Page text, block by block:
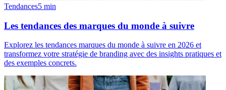
Tendances5 min
Les tendances des marques du monde à suivre
Explorez les tendances marques du monde à suivre en 2026 et
transformez votre stratégie de branding avec des insights pratiques et
des exemples concrets.